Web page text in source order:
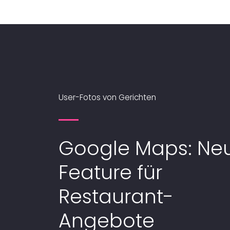
User-Fotos von Gerichten
Google Maps:
Feature für
Restaurant-
Angebote